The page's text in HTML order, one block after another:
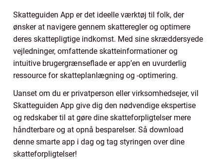
Skatteguiden App er det ideelle værktøj til folk, der
ønsker at navigere gennem skatteregler og optimere
deres skattepligtige indkomst. Med sine skræddersyede
vejledninger, omfattende skatteinformationer og
intuitive brugergrænseflade er app’en en uvurderlig
ressource for skatteplanlægning og -optimering.
Uanset om du er privatperson eller virksomhedsejer, vil
Skatteguiden App give dig den nødvendige ekspertise
og redskaber til at gøre dine skatteforpligtelser mere
håndterbare og at opnå besparelser. Så download
denne smarte app i dag og tag styringen over dine
skatteforpligtelser!